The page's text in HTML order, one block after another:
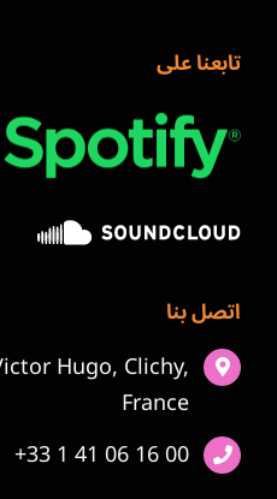
تابعنا على
اتصل بنا
Hugo, Clichy,
France
+33 1 41 06 16 00